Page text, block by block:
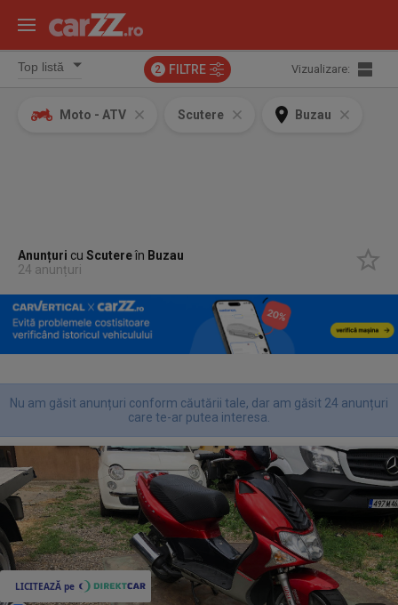
2 FILTRE Vizualizare:
Moto - ATV Scutere Buzau
Anunțuri cuScutereîn Buzau
24 anunțuri
Nu am găsit anunțuri conform căutării tale, dar am găsit 24 anunțuri
care te-ar putea interesa.